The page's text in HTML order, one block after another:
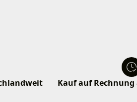
Kauf auf Rechnung